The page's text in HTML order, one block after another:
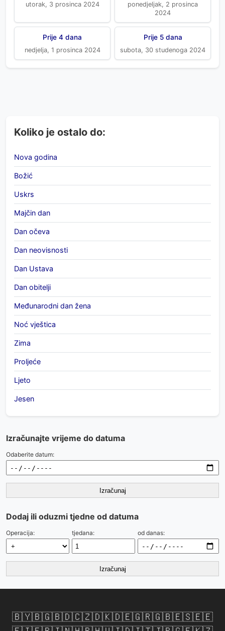
utorak, 3 prosinca 2024
ponedjeljak, 2 prosinca
2024
Prije 4 dana
nedjelja, 1 prosinca 2024
Prije 5 dana
subota, 30 studenoga 2024
Koliko je ostalo do:
Nova godina
Božić
Uskrs
Majčin dan
Dan očeva
Dan neovisnosti
Dan Ustava
Dan obitelji
Međunarodni dan žena
Noć vještica
Zima
Proljeće
Ljeto
Jesen
Izračunajte vrijeme do datuma
Odaberite datum:
Izračunaj
Dodaj ili oduzmi tjedne od datuma
Operacija: tjedana: od danas:
Izračunaj
🇧🇾🇧🇬🇧🇩🇨🇿🇩🇰🇩🇪🇬🇷🇬🇧🇪🇸🇪🇪